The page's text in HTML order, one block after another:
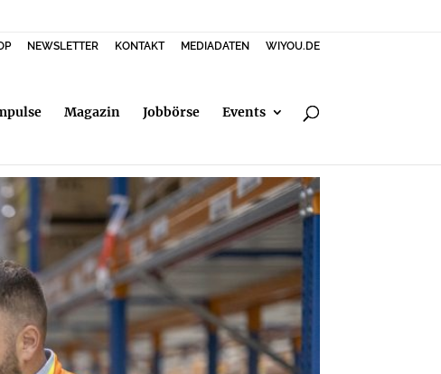
NEWSLETTER KONTAKT MEDIADATEN WIYOU.DE
Magazin Jobbörse Events